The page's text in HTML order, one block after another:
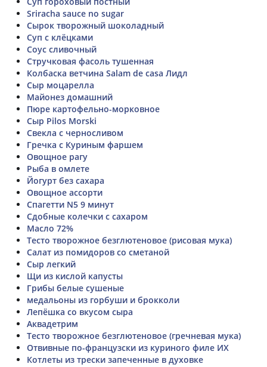
Sriracha sauce no sugar
Сырок творожный шоколадный
Суп с клёцками
Соус сливочный
Стручковая фасоль тушенная
Колбаска ветчина Salam de casа Лидл
Сыр моцарелла
Майонез домашний
Пюре картофельно-морковное
Сыр Pilos Morski
Свекла с черносливом
Гречка с Куриным фаршем
Овощное рагу
Рыба в омлете
Йогурт без сахара
Овощное ассорти
Спагетти N5 9 минут
Сдобные колечки с сахаром
Масло 72%
Тесто творожное безглютеновое (рисовая мука)
Салат из помидоров со сметаной
Сыр легкий
Щи из кислой капусты
Грибы белые сушеные
медальоны из горбуши и брокколи
Лепёшка со вкусом сыра
Аквадетрим
Тесто творожное безглютеновое (гречневая мука)
Отвивные по-французски из куриного филе ИХ
Котлеты из трески запеченные в духовке